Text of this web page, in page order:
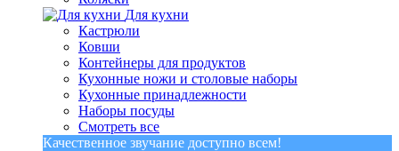
Для кухни
Кастрюли
Ковши
Контейнеры для продуктов
Кухонные ножи и столовые наборы
Кухонные принадлежности
Наборы посуды
Смотреть все
Качественное звучание доступно всем!